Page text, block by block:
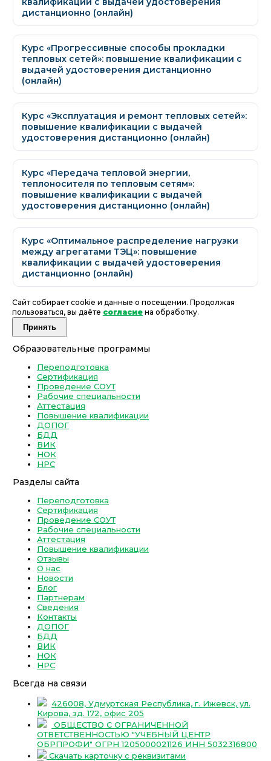
дистанционно (онлайн)
Курс «Прогрессивные способы прокладки
тепловых сетей»: повышение квалификации с
выдачей удостоверения дистанционно
(онлайн)
Курс «Эксплуатация и ремонт тепловых сетей»:
повышение квалификации с выдачей
удостоверения дистанционно (онлайн)
Курс «Передача тепловой энергии,
теплоносителя по тепловым сетям»:
повышение квалификации с выдачей
удостоверения дистанционно (онлайн)
Курс «Оптимальное распределение нагрузки
между агрегатами ТЭЦ»: повышение
квалификации с выдачей удостоверения
дистанционно (онлайн)
Сайт собирает cookie и данные о посещении. Продолжая
пользоваться, вы даёте согласие на обработку.
Принять
Образовательные программы
Переподготовка
Сертификация
Проведение СОУТ
Рабочие специальности
Аттестация
Повышение квалификации
ДОПОГ
БДД
ВИК
НОК
НРС
Разделы сайта
Переподготовка
Сертификация
Проведение СОУТ
Рабочие специальности
Аттестация
Повышение квалификации
Отзывы
О нас
Новости
Блог
Партнерам
Сведения
Контакты
ДОПОГ
БДД
ВИК
НОК
НРС
Всегда на связи
426008, Удмуртская Республика, г. Ижевск, ул.
Кирова, зд. 172, офис 205
ОБЩЕСТВО С ОГРАНИЧЕННОЙ
ОТВЕТСТВЕННОСТЬЮ "УЧЕБНЫЙ ЦЕНТР
ОБРПРОФИ" ОГРН 1205000021126 ИНН 5032316800
Скачать карточку с реквизитами